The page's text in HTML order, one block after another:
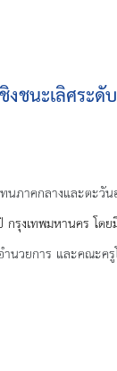
งชนะเลิศระ
นภาคกลางและตะวั
รุงเทพมหานคร โด
นวยการ และคณะค